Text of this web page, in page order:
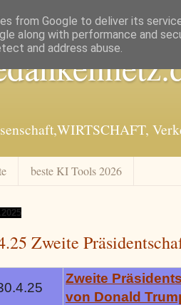
beste KI Tools 2026
Zweite
Zweite
von Donald
from Google to deliver its
along with performance and
and address abuse.